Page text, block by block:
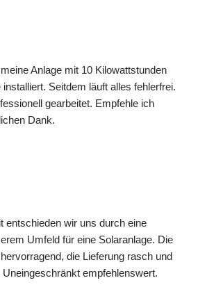
Anlage mit 10 Kilowattstunden
Seitdem läuft alles fehlerfrei.
gearbeitet. Empfehle ich
Dank.
entschieden wir uns durch eine
Umfeld für eine Solaranlage. Die
die Lieferung rasch und
empfehlenswert.